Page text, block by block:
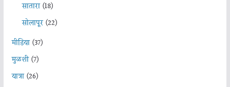
सातारा(18)
सोलापूर(22)
मीडिया(37)
मुळशी(7)
यात्रा(26)